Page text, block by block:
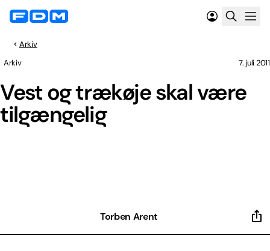
Arkiv
Vest og trækøje skal være
tilgængelig
Arkiv 7. juli 2011
Torben Arent